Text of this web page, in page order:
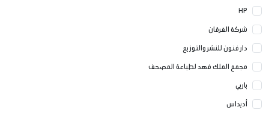
HP
شركة الفرقان
دار فنون للنشر والتوزيع
مجمع الملك فهد لطباعة المصحف
باربي
أديداس